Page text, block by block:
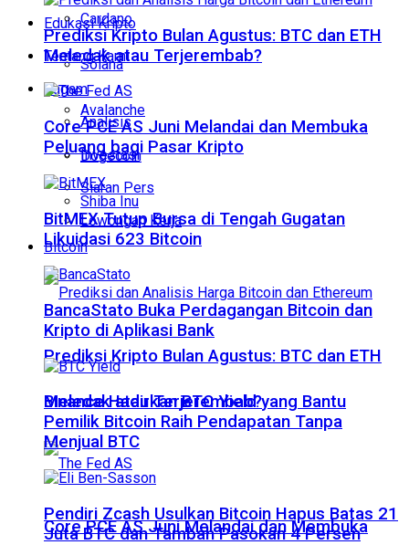
Edukasi Kripto
Tentang Kami
Ragam
Analisis
Investasi
Siaran Pers
Lowongan Kerja
Cardano
Solana
Avalanche
Dogecoin
Shiba Inu
Bitcoin
Prediksi Kripto Bulan Agustus: BTC dan ETH
Meledak atau Terjerembab?
Core PCE AS Juni Melandai dan Membuka
Prediksi Kripto Bulan Agustus: BTC dan ETH
Meledak atau Terjerembab?
Core PCE AS Juni Melandai dan Membuka
Peluang bagi Pasar Kripto
BitMEX Tutup Bursa di Tengah Gugatan
Likuidasi 623 Bitcoin
BancaStato Buka Perdagangan Bitcoin dan
Kripto di Aplikasi Bank
Binance Hadirkan BTC Yield yang Bantu
Pemilik Bitcoin Raih Pendapatan Tanpa
Menjual BTC
Pendiri Zcash Usulkan Bitcoin Hapus Batas 21
Juta BTC dan Tambah Pasokan 4 Persen